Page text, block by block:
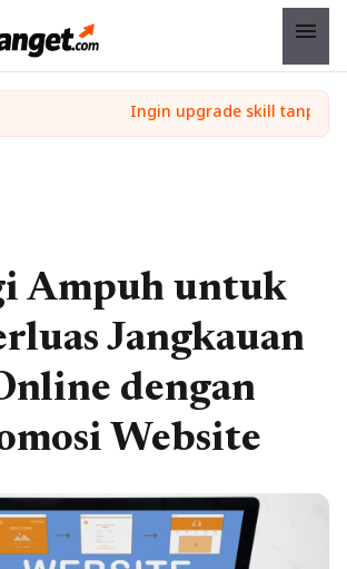
menu
Ampuh untuk
Jangkauan
dengan
Website